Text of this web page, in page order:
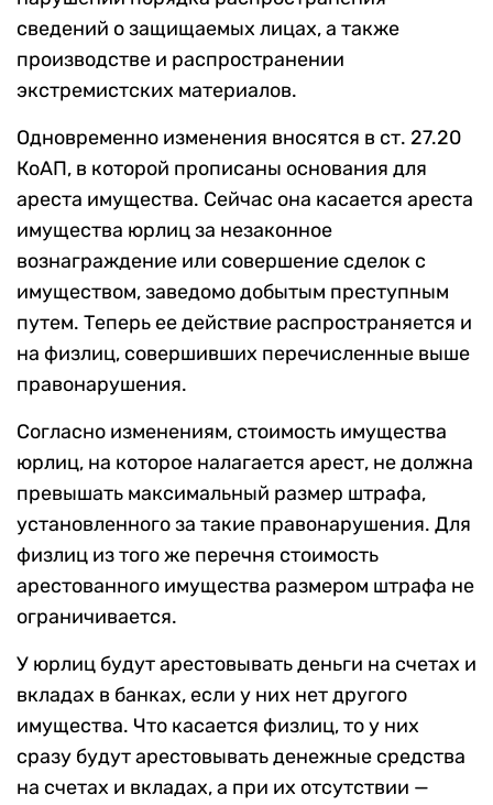
сведений о защищаемых лицах, а также
производстве и распространении
экстремистских материалов.
Одновременно изменения вносятся в ст. 27.20
КоАП, в которой прописаны основания для
ареста имущества. Сейчас она касается ареста
имущества юрлиц за незаконное
вознаграждение или совершение сделок с
имуществом, заведомо добытым преступным
путем. Теперь ее действие распространяется и
на физлиц, совершивших перечисленные выше
правонарушения.
Согласно изменениям, стоимость имущества
юрлиц, на которое налагается арест, не должна
превышать максимальный размер штрафа,
установленного за такие правонарушения. Для
физлиц из того же перечня стоимость
арестованного имущества размером штрафа не
ограничивается.
У юрлиц будут арестовывать деньги на счетах и
вкладах в банках, если у них нет другого
имущества. Что касается физлиц, то у них
сразу будут арестовывать денежные средства
на счетах и вкладах, а при их отсутствии —